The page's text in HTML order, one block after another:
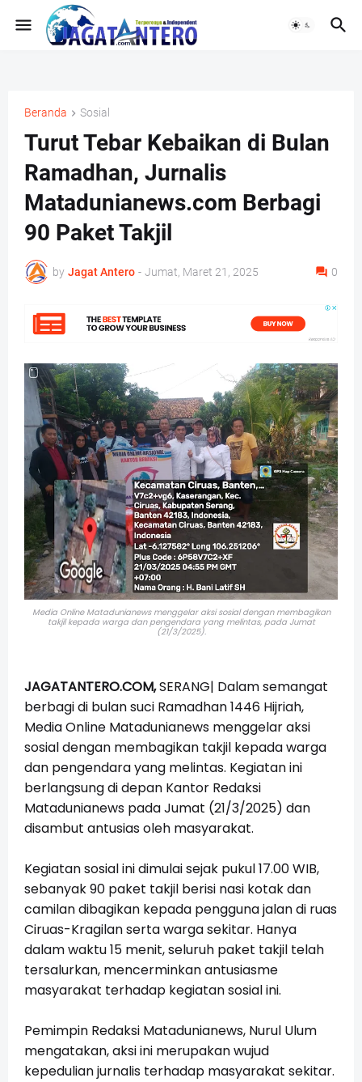
Beranda Sosial
Turut Tebar Kebaikan di Bulan
Ramadhan, Jurnalis
Matadunianews.com Berbagi
90 Paket Takjil
by Jagat Antero - Jumat, Maret 21, 2025 0
Media Online Matadunianews menggelar aksi sosial dengan membagikan
takjil kepada warga dan pengendara yang melintas, pada Jumat
(21/3/2025).
JAGATANTERO.COM,SERANG| Dalam semangat
berbagi di bulan suci Ramadhan 1446 Hijriah,
Media Online Matadunianews menggelar aksi
sosial dengan membagikan takjil kepada warga
dan pengendara yang melintas. Kegiatan ini
berlangsung di depan Kantor Redaksi
Matadunianews pada Jumat (21/3/2025) dan
disambut antusias oleh masyarakat.
Kegiatan sosial ini dimulai sejak pukul 17.00 WIB,
sebanyak 90 paket takjil berisi nasi kotak dan
camilan dibagikan kepada pengguna jalan di ruas
Ciruas-Kragilan serta warga sekitar. Hanya
dalam waktu 15 menit, seluruh paket takjil telah
tersalurkan, mencerminkan antusiasme
masyarakat terhadap kegiatan sosial ini.
Pemimpin Redaksi Matadunianews, Nurul Ulum
mengatakan, aksi ini merupakan wujud
kepedulian jurnalis terhadap masyarakat sekitar.